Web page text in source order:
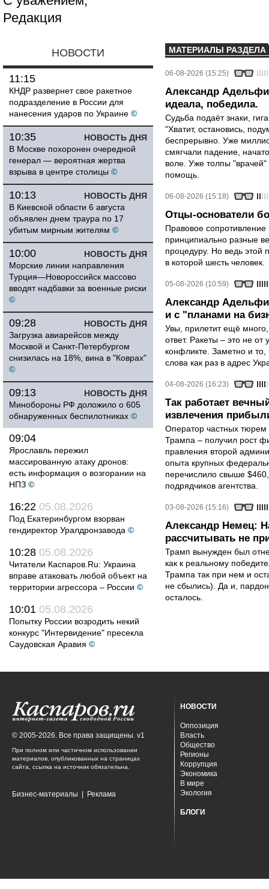
Редакция
НОВОСТИ
11:15
КНДР развернет свое ракетное
подразделение в России для
нанесения ударов по Украине ©
НОВОСТЬ ДНЯ
10:35
В Москве похоронен очередной
генерал — вероятная жертва
взрыва в центре столицы ©
НОВОСТЬ ДНЯ
10:13
В Киевской области 6 августа
объявлен днем траура по 17
убитым мирным жителям ©
НОВОСТЬ ДНЯ
10:00
Морские линии направления
Турция—Новороссийск массово
вводят надбавки за военные риски
©
НОВОСТЬ ДНЯ
09:28
Загрузка авиарейсов между
Москвой и Санкт-Петербургом
снизилась на 18%, вина в "Коврах"
©
НОВОСТЬ ДНЯ
09:13
Минобороны РФ доложило о 605
обнаруженных беспилотниках ©
09:04
Ярославль пережил
массированную атаку дронов:
есть информация о возгорании на
НПЗ ©
16:22 05.08.2026
Под Екатеринбургом взорван
гендиректор Уралдронзавода ©
10:28 05.08.2026
Читатели Каспаров.Ru: Украина
вправе атаковать любой объект на
территории агрессора – России ©
10:01 05.08.2026
Попытку России возродить некий
конкурс "Интервидение" пресекла
Саудовская Аравия ©
МАТЕРИАЛЫ РАЗДЕЛА
06-08-2026 (15:25)
Александр
идеала, победила.
Судьба подаёт знаки,
"Хватит, остановись,
беспрерывно. Уже
смягчали падение,
воле. Уже толпы
помощь.
06-08-2026 (15:18)
Отцы-основатели
Правовое
принципиально разные
процедуру. Но ведь этой
в которой шесть человек.
05-08-2026 (10:59)
Александр
и с "планами на
Увы, прилетит ещё
ответ. Ракеты – это не от
конфликте. Заметно и
слова как раз в адрес
04-08-2026 (16:23)
Так работает
извлечения
Оператор частных тюрем
Трампа – получил рост
правления второй
опыта крупных
перечислило свыше
подрядчиков агентства.
03-08-2026 (15:16)
Александр Немец:
рассчитывать не
Трамп вынужден был
как к реальному
Трампа так при нем и
не сбылись). Да и,
осталось.
© 2005-2026. Все права защищены. v1
При полном или частичном использовании
материалов, опубликованных на страницах
сайта, ссылка на источник обязательна.
Бизнес-материалы Реклама
НОВОСТИ
Оппозиция
Власть
Общество
Регионы
Коррупция
Экономика
В мире
Экология
БЛОГИ